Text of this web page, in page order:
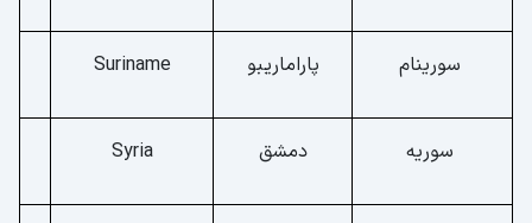
سورینام پاراماریبو Suriname
سوریه دمشق Syria